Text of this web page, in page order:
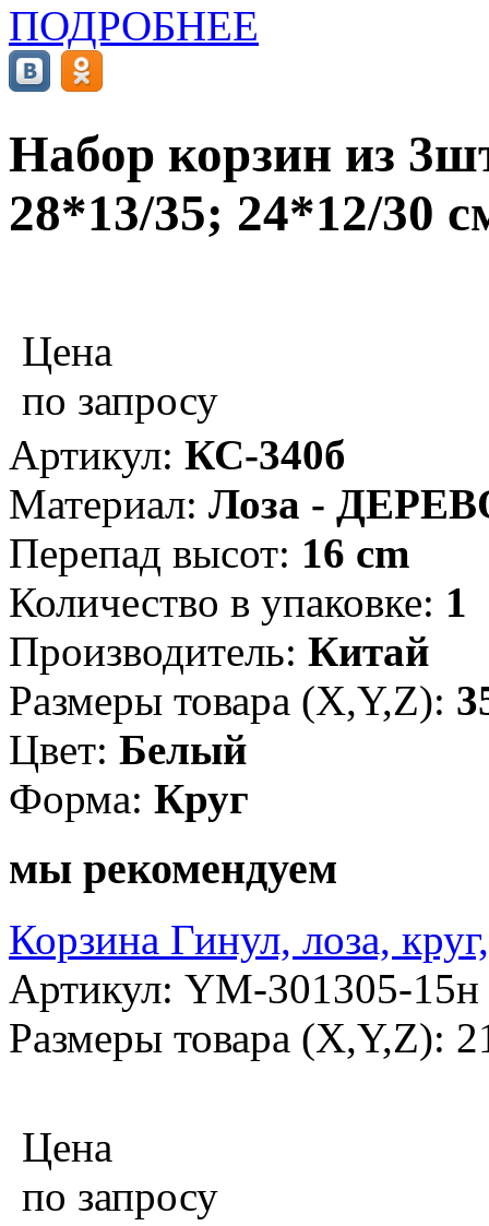
ПОДРОБНЕЕ
Набор корзин из
28*13/35; 24*12/30
Цена
по запросу
Артикул: КС-340б
Материал: Лоза -
Перепад высот: 16 cm
Количество в упаковке: 1
Производитель: Китай
Размеры товара (X,Y,Z):
Цвет: Белый
Форма: Круг
мы рекомендуем
Корзина Гинул, лоза,
Артикул: YM-301305-15н
Размеры товара (X,Y,Z):
Цена
по запросу